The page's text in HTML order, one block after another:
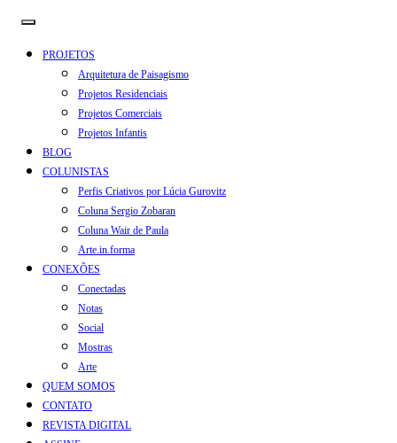
PROJETOS
Arquitetura de Paisagismo
Projetos Residenciais
Projetos Comerciais
Projetos Infantis
BLOG
COLUNISTAS
Perfis Criativos por Lúcia Gurovitz
Coluna Sergio Zobaran
Coluna Wair de Paula
Arte.in.forma
CONEXÕES
Conectadas
Notas
Social
Mostras
Arte
QUEM SOMOS
CONTATO
REVISTA DIGITAL